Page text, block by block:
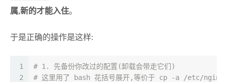
属,新的才能入住。
于是正确的操作是这样:
1
2
# 1. 先备份你改过的配置(卸载会带走它们)
# 这里用了 bash 花括号展开,等价于 cp -a /etc/